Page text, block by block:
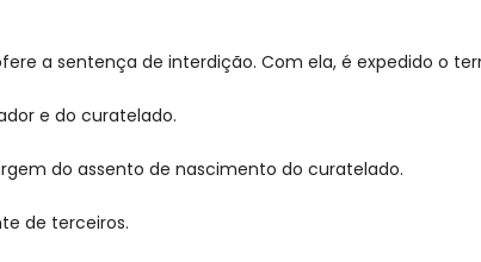
a sentença de interdição. Com ela, é expedido o
e do curatelado.
do assento de nascimento do curatelado.
de terceiros.